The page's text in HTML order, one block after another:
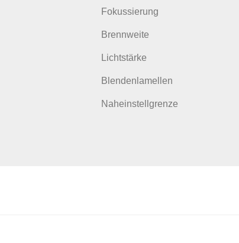
Fokussierung
Brennweite
Lichtstärke
Blendenlamellen
Naheinstellgrenze